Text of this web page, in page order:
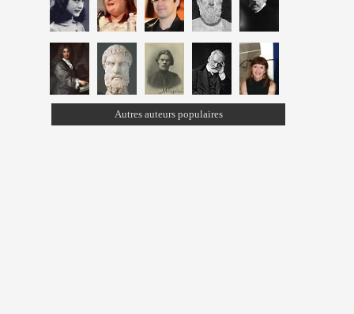
Autres auteurs populaires